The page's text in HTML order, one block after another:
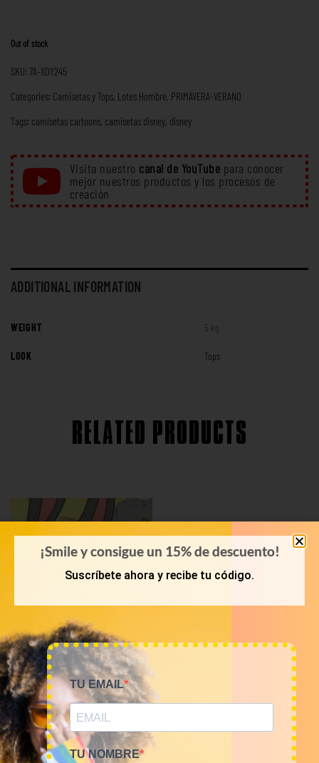
Out of stock
SKU: 7A-XDY245
Categories: Camisetas y Tops Lotes Hombre PRIMAVERA-VERANO
Tags: camisetas cartoons camisetas disney disney
Visita nuestro canal de YouTube para conocer
mejor nuestros productos y los procesos de
creación
ADDITIONAL INFORMATION
WEIGHT 5 kg
LOOK Tops
RELATED PRODUCTS
KILOS
Mix camisetas Cartoons
9€/Kg
45,00€–180,00€ (sin IVA)
¡Smile y consigue un 15% de descuento!
Suscríbete ahora y recibe tu código.
TU EMAIL
TU NOMBRE